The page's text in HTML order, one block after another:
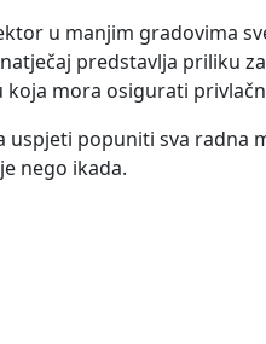
u manjim gradovima
predstavlja priliku
mora osigurati
uspjeti popuniti sva radna
nego ikada.